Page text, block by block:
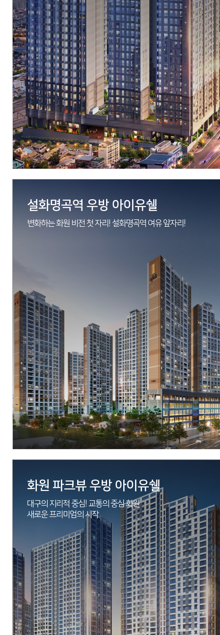
현장 경상남도 창원시 진해구 남양동 20-2번지
시행 아시아신탁(주)
시공 동아건설산업(주), (주)우방
세대수 총 564세대
분양문의 055-264-5088
자세히 보기
현장 대구광역시 동구 신천동 70-1 일원
시행 동대구 신천3동 지역주택조합
시공 (주)우방
세대수 아파트 322세대, 오피스텔 253실
분양문의 053-762-9922
자세히 보기
설화명곡역 우방 아이유쉘
변화하는 화원 비전 첫 자리! 설화명곡역 여유 앞자리!
현장 대구광역시 달성군 화원읍 설화리 778-1번지 일원
시행 위탁:뉴동남산업개발, 신탁:아시아신탁
화원 파크뷰 우방 아이유쉘
대구의 지리적 중심! 교통의 중심 화원
새로운 프리미엄의 시작